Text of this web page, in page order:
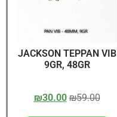
JACKSON TEPPAN VIB
9GR, 48GR
₪59.00
₪30.00